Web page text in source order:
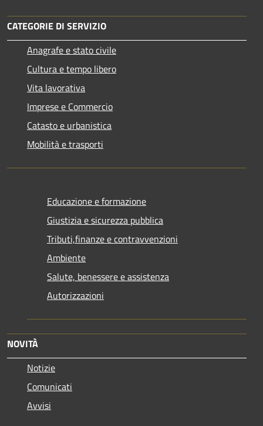
CATEGORIE DI SERVIZIO
Anagrafe e stato civile
Cultura e tempo libero
Vita lavorativa
Imprese e Commercio
Catasto e urbanistica
Mobilità e trasporti
Educazione e formazione
Giustizia e sicurezza pubblica
Tributi,finanze e contravvenzioni
Ambiente
Salute, benessere e assistenza
Autorizzazioni
NOVITÀ
Notizie
Comunicati
Avvisi